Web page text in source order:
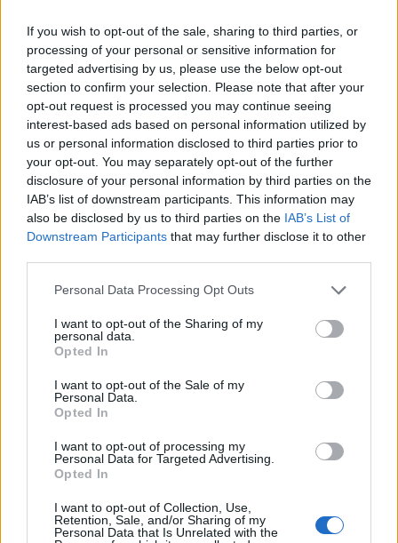
If you wish to opt-out of the sale, sharing to third parties, or
processing of your personal or sensitive information for
targeted advertising by us, please use the below opt-out
section to confirm your selection. Please note that after your
opt-out request is processed you may continue seeing
interest-based ads based on personal information utilized by
us or personal information disclosed to third parties prior to
your opt-out. You may separately opt-out of the further
disclosure of your personal information by third parties on the
IAB’s list of downstream participants. This information may
also be disclosed by us to third parties on the IAB’s List of
Downstream Participants that may further disclose it to other
Please note that this website/app uses one or more Google
not limited to your visit or usage behaviour. You may click to
grant or deny consent to Google and its third-party tags to
use your data for below specified purposes in below Google
consent section.
Personal Data Processing Opt Outs
I want to opt-out of the Sharing of my
personal data.
Opted In
I want to opt-out of the Sale of my
Personal Data.
Opted In
I want to opt-out of processing my
Personal Data for Targeted Advertising.
Opted In
I want to opt-out of Collection, Use,
Retention, Sale, and/or Sharing of my
Personal Data that Is Unrelated with the
ΡΟΗ ΕΙΔΗΣΕΩΝ